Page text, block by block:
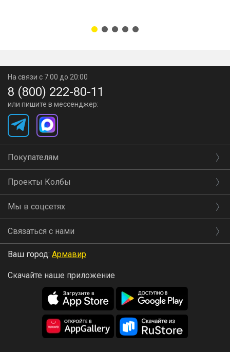
На связи с 7:00 до 20:00
8 (800) 222-80-11
или пишите в мессенджер:
Покупателям
Проекты Колбы
Мы в соцсетях
Связаться с нами
Ваш город: Армавир
Скачайте наше приложение